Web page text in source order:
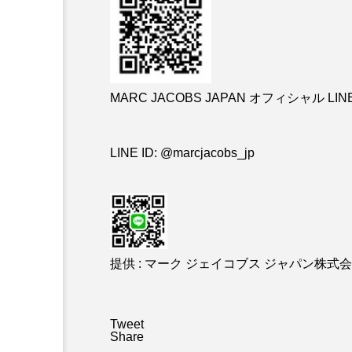
MARC JACOBS JAPAN オフィシャル
LINE ID: @marcjacobs_jp
提供 : マーク ジェイコブス ジャパン株式
Tweet
Share